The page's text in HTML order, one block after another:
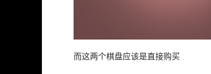
而这两个棋盘应该是直接购买